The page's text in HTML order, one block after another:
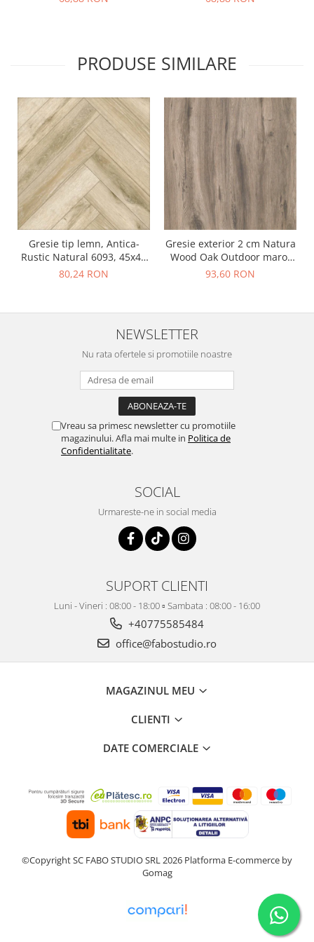
PRODUSE SIMILARE
Gresie tip lemn, Antica-
Rustic Natural 6093, 45x45
cm, portelanata, bej, finisaj
80,24 RON
Gresie exterior 2 cm Natura
Wood Oak Outdoor maro,
0.73mp/cut
93,60 RON
NEWSLETTER
Nu rata ofertele si promotiile noastre
Vreau sa primesc newsletter cu promotiile
magazinului. Afla mai multe in Politica de
Confidentialitate.
SOCIAL
Urmareste-ne in social media
SUPORT CLIENTI
Luni - Vineri : 08:00 - 18:00 ▫️ Sambata : 08:00 - 16:00
+40775585484
office@fabostudio.ro
MAGAZINUL MEU
CLIENTI
DATE COMERCIALE
©Copyright SC FABO STUDIO SRL 2026 Platforma E-commerce by
Gomag